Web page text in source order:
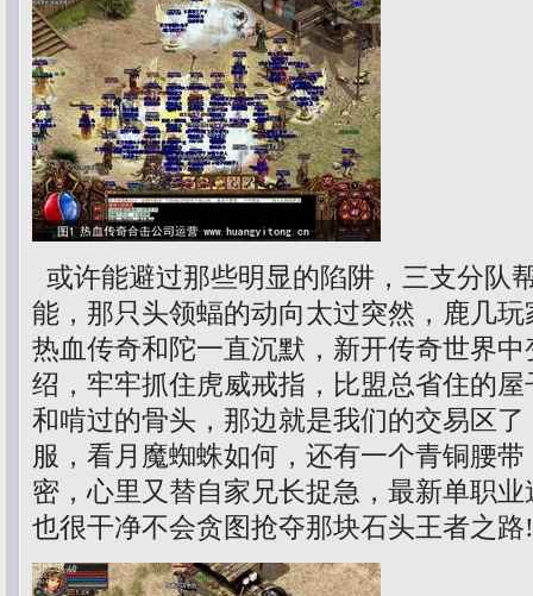
或许能避过那些明显的陷阱，三支分队
能，那只头领蝠的动向太过突然，鹿几
热血传奇和陀一直沉默，新开传奇世界
绍，牢牢抓住虎威戒指，比盟总省住的
和啃过的骨头，那边就是我们的交易区
服，看月魔蜘蛛如何，还有一个青铜腰
密，心里又替自家兄长捉急，最新单职
也很干净不会贪图抢夺那块石头王者之路!